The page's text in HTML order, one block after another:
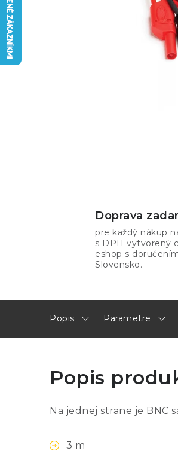
Doprava
pre každý nákup
s DPH vytvorený
eshop s
Slovensko.
Popis Parametre
Popis
Na jednej strane je BNC
3 m